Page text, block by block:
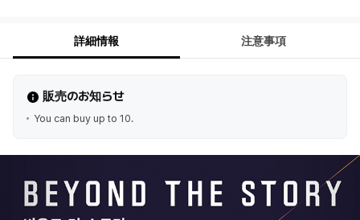
詳細情報 注意事項
販売のお知らせ
You can buy up to 10.